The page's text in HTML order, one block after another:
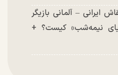
ایرانی – آلمانی بازیگر
نیمه‌شب» کیست؟ +